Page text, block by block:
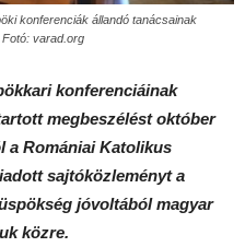
konferenciák állandó tanácsainak
varad.org
konferenciáinak
megbeszélést október
a Romániai Katolikus
sajtóközleményt a
jóvoltából magyar
közre.